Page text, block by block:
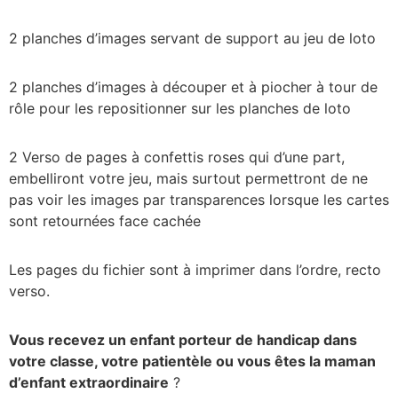
2 planches d’images servant de support au jeu de loto
2 planches d’images à découper et à piocher à tour de
rôle pour les repositionner sur les planches de loto
2 Verso de pages à confettis roses qui d’une part,
embelliront votre jeu, mais surtout permettront de ne
pas voir les images par transparences lorsque les cartes
sont retournées face cachée
Les pages du fichier sont à imprimer dans l’ordre, recto
verso.
Vous recevez un enfant porteur de handicap dans
votre classe, votre patientèle ou vous êtes la maman
d’enfant extraordinaire ?